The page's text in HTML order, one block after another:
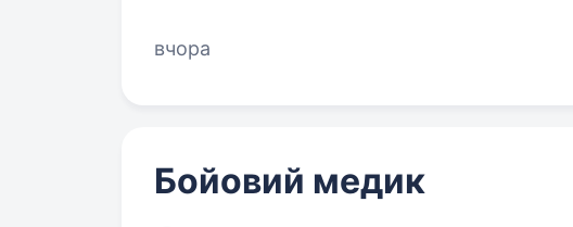
вчора
Бойовий медик